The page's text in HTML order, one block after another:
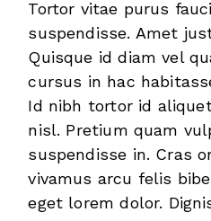
Tortor vitae purus
suspendisse. Amet
Quisque id diam vel
cursus in hac
Id nibh tortor id
nisl. Pretium quam
suspendisse in. Cras
vivamus arcu felis
eget lorem dolor.